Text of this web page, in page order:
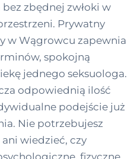
zbędnej zwłoki w
Prywatny
w Wągrowcu zapewnia
spokojną
jednego seksuologa.
odpowiednią ilość
podejście już
Nie potrzebujesz
wiedzieć, czy
fizyczne